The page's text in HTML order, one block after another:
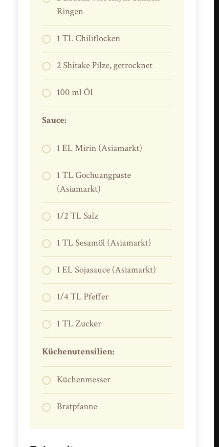
Ringen
1 TL Chiliflocken
2 Shitake Pilze, getrocknet
100 ml Öl
Sauce:
1 EL Mirin (Asiamarkt)
1 TL Gochuangpaste
(Asiamarkt)
1/2 TL Salz
1 TL Sesamöl (Asiamarkt)
1 EL Sojasauce (Asiamarkt)
1/4 TL Pfeffer
1 TL Zucker
Küchenutensilien:
Küchenmesser
Bratpfanne